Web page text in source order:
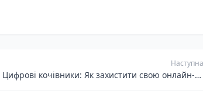
Наступна
Цифрові кочівники: Як захистити свою онлайн-приватність при реєстрації на українських сервісах